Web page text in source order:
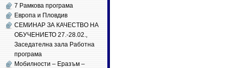
7 Рамкова програма
Европа и Пловдив
СЕМИНАР ЗА КАЧЕСТВО НА
ОБУЧЕНИЕТО 27.-28.02.,
Заседателна зала Работна
програма
Мобилности – Еразъм –